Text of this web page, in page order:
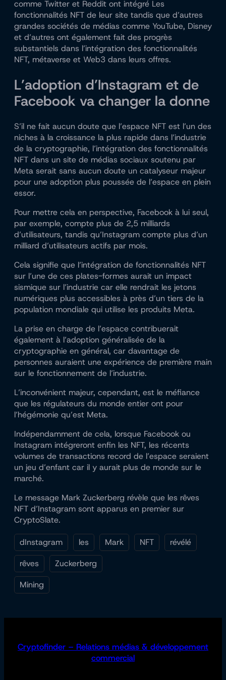
comme Twitter et Reddit ont intégré Les
fonctionnalités NFT de leur site tandis que d’autres
grandes sociétés de médias comme YouTube, Disney
et d’autres ont également fait des progrès
substantiels dans l’intégration des fonctionnalités
NFT, métaverse et Web3 dans leurs offres.
L’adoption d’Instagram et de
Facebook va changer la donne
S’il ne fait aucun doute que l’espace NFT est l’un des
niches à la croissance la plus rapide dans l’industrie
de la cryptographie, l’intégration des fonctionnalités
NFT dans un site de médias sociaux soutenu par
Meta serait sans aucun doute un catalyseur majeur
pour une adoption plus poussée de l’espace en plein
essor.
Pour mettre cela en perspective, Facebook à lui seul,
par exemple, compte plus de 2,5 milliards
d’utilisateurs, tandis qu’Instagram compte plus d’un
milliard d’utilisateurs actifs par mois.
Cela signifie que l’intégration de fonctionnalités NFT
sur l’une de ces plates-formes aurait un impact
sismique sur l’industrie car elle rendrait les jetons
numériques plus accessibles à près d’un tiers de la
population mondiale qui utilise les produits Meta.
La prise en charge de l’espace contribuerait
également à l’adoption généralisée de la
cryptographie en général, car davantage de
personnes auraient une expérience de première main
sur le fonctionnement de l’industrie.
L’inconvénient majeur, cependant, est le méfiance
que les régulateurs du monde entier ont pour
l’hégémonie qu’est Meta.
Indépendamment de cela, lorsque Facebook ou
Instagram intégreront enfin les NFT, les récents
volumes de transactions record de l’espace seraient
un jeu d’enfant car il y aurait plus de monde sur le
marché.
Le message Mark Zuckerberg révèle que les rêves
NFT d’Instagram sont apparus en premier sur
CryptoSlate.
dInstagram les Mark NFT
révélé
rêves
Zuckerberg
Mining
Cryptofinder – Relations médias & développement
commercial